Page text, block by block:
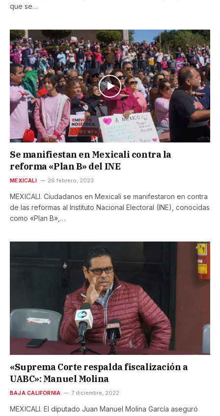
que se…
Se manifiestan en Mexicali contra la
reforma «Plan B» del INE
MEXICALI 26 febrero, 2023
MEXICALI. Ciudadanos en Mexicali se manifestaron en contra
de las reformas al Instituto Nacional Electoral (INE), conocidas
como «Plan B»,…
«Suprema Corte respalda fiscalización a
UABC»: Manuel Molina
BAJA CALIFORNIA 7 diciembre, 2022
MEXICALI. El diputado Juan Manuel Molina García aseguró